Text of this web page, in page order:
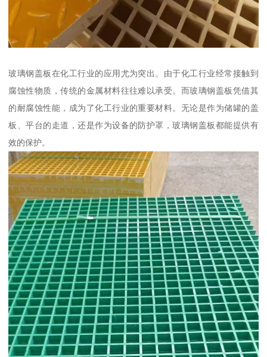
玻璃钢盖板在化工行业的应用尤为突出。由于化工行业经常接触到
腐蚀性物质，传统的金属材料往往难以承受。而玻璃钢盖板凭借其
的耐腐蚀性能，成为了化工行业的重要材料。无论是作为储罐的盖
板、平台的走道，还是作为设备的防护罩，玻璃钢盖板都能提供有
效的保护。